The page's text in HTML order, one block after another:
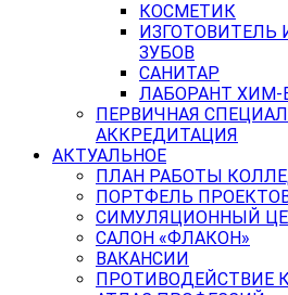
КОСМЕТИК
ИЗГОТОВИТЕЛЬ
ЗУБОВ
САНИТАР
ЛАБОРАНТ ХИМ-
ПЕРВИЧНАЯ
АККРЕДИТАЦИЯ
АКТУАЛЬНОЕ
ПЛАН РАБОТЫ
ПОРТФЕЛЬ
СИМУЛЯЦИОННЫЙ
САЛОН «ФЛАКОН»
ВАКАНСИИ
ПРОТИВОДЕЙСТВИЕ